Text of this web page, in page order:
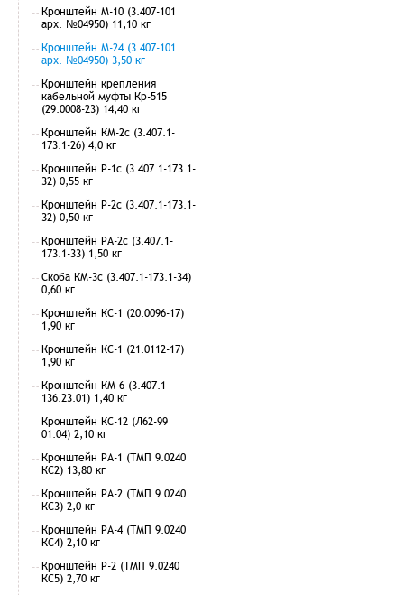
Кронштейн М-10 (3.407-101
арх. №04950) 11,10 кг
Кронштейн М-24 (3.407-101
арх. №04950) 3,50 кг
Кронштейн крепления
кабельной муфты Кр-515
(29.0008-23) 14,40 кг
Кронштейн КМ-2с (3.407.1-
173.1-26) 4,0 кг
Кронштейн Р-1с (3.407.1-173.1-
32) 0,55 кг
Кронштейн Р-2с (3.407.1-173.1-
32) 0,50 кг
Кронштейн РА-2с (3.407.1-
173.1-33) 1,50 кг
Скоба КМ-3с (3.407.1-173.1-34)
0,60 кг
Кронштейн КС-1 (20.0096-17)
1,90 кг
Кронштейн КС-1 (21.0112-17)
1,90 кг
Кронштейн КМ-6 (3.407.1-
136.23.01) 1,40 кг
Кронштейн КС-12 (Л62-99
01.04) 2,10 кг
Кронштейн РА-1 (ТМП 9.0240
КС2) 13,80 кг
Кронштейн РА-2 (ТМП 9.0240
КС3) 2,0 кг
Кронштейн РА-4 (ТМП 9.0240
КС4) 2,10 кг
Кронштейн Р-2 (ТМП 9.0240
КС5) 2,70 кг